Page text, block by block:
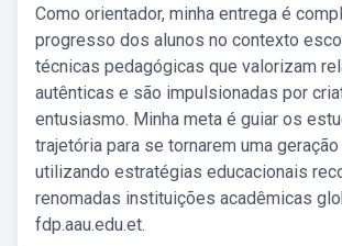
Como orientador, minha entrega é
progresso dos alunos no contexto
técnicas pedagógicas que valorizam
autênticas e são impulsionadas por
entusiasmo. Minha meta é guiar os
trajetória para se tornarem uma
utilizando estratégias educacionais
renomadas instituições acadêmicas
fdp.aau.edu.et.